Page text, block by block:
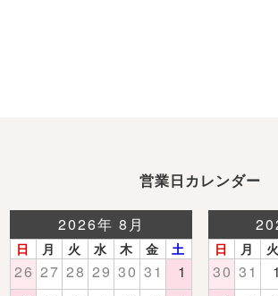
営業日カレンダー